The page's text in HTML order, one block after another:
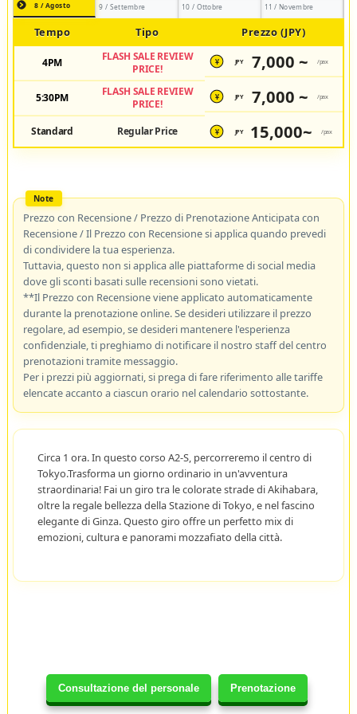
Consultazione del personale Prenotazione
8 / Agosto 9 / Settembre 10 / Ottobre 11 / Novembre
Tempo Tipo Prezzo (JPY)
4PM
FLASH SALE REVIEW
PRICE!
¥ JPY 7,000 ~ /pax
5:30PM
FLASH SALE REVIEW
PRICE!
¥ JPY 7,000 ~ /pax
Standard Regular Price ¥ JPY 15,000~ /pax
Prezzo con Recensione / Prezzo di Prenotazione Anticipata con
Recensione / Il Prezzo con Recensione si applica quando prevedi
di condividere la tua esperienza.
Tuttavia, questo non si applica alle piattaforme di social media
dove gli sconti basati sulle recensioni sono vietati.
**Il Prezzo con Recensione viene applicato automaticamente
durante la prenotazione online. Se desideri utilizzare il prezzo
regolare, ad esempio, se desideri mantenere l'esperienza
confidenziale, ti preghiamo di notificare il nostro staff del centro
prenotazioni tramite messaggio.
Per i prezzi più aggiornati, si prega di fare riferimento alle tariffe
elencate accanto a ciascun orario nel calendario sottostante.
Circa 1 ora. In questo corso A2-S, percorreremo il centro di
Tokyo.Trasforma un giorno ordinario in un'avventura
straordinaria! Fai un giro tra le colorate strade di Akihabara,
oltre la regale bellezza della Stazione di Tokyo, e nel fascino
elegante di Ginza. Questo giro offre un perfetto mix di
emozioni, cultura e panorami mozzafiato della città.